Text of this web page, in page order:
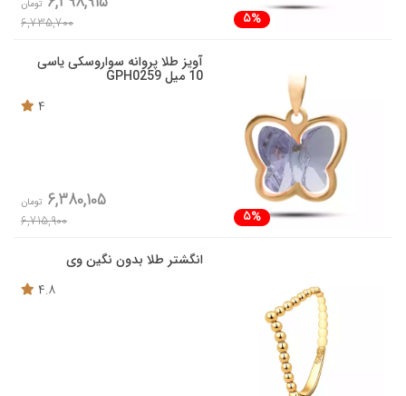
5%
تومان
6,735,700
آویز طلا پروانه سواروسکی یاسی
10 میل GPH0259
4
5%
6,380,105 تومان
6,715,900
انگشتر طلا بدون نگین وی
4.8